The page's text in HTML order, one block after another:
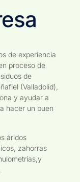
de experiencia
proceso de
de
(Valladolid),
y ayudar a
hacer un buen
áridos
zahorras